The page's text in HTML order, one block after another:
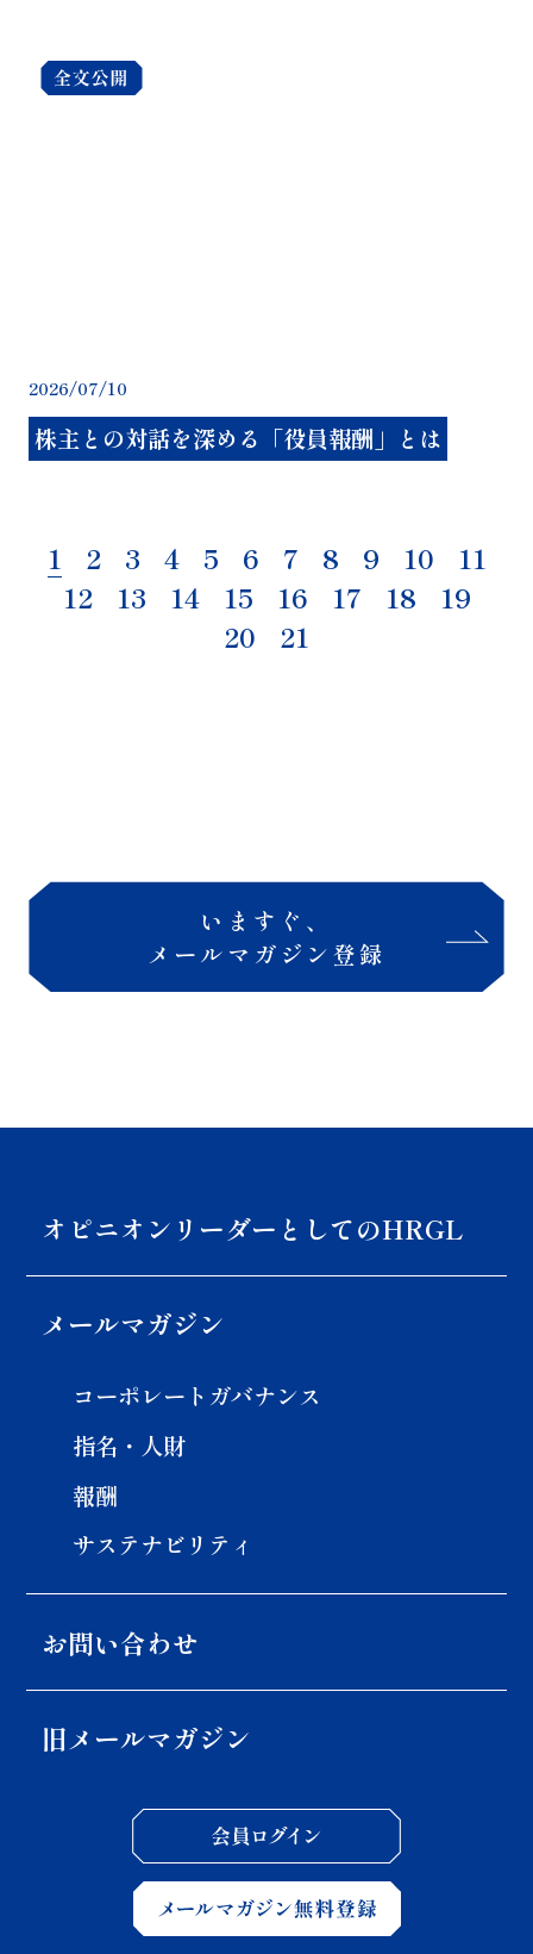
2026/07/10
株主との対話を深める「役員報酬」とは
1 2 3 4 5 6 7 8 9 10
11
12
13 14 15 16 17 18
19
20
21
いますぐ、
メールマガジン登録
オピニオンリーダーとしてのHRGL
メールマガジン
コーポレートガバナンス
指名・人財
報酬
サステナビリティ
お問い合わせ
旧メールマガジン